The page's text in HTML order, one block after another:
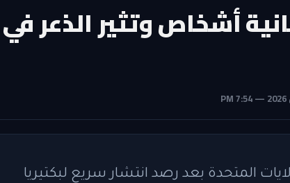
أشخاص وتثير الذعر في
المتحدة بعد رصد انتشار سريع لبكتيريا